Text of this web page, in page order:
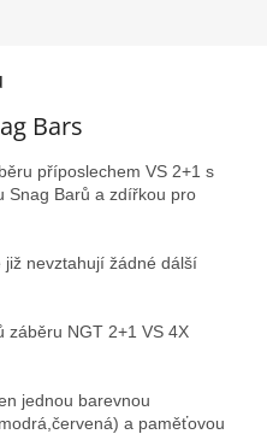
Bars
příposlechem VS 2+1 s
Snag Barů a zdířkou pro
již nevztahují žádné dálší
záběru NGT 2+1 VS 4X
jednou barevnou
a paměťovou